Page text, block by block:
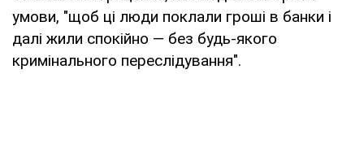
умови, "щоб ці люди поклали гроші в банки і
далі жили спокійно — без будь-якого
кримінального переслідування".